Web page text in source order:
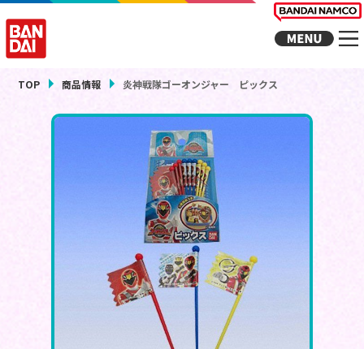
TOP 商品情報 炎神戦隊ゴーオンジャー ピックス